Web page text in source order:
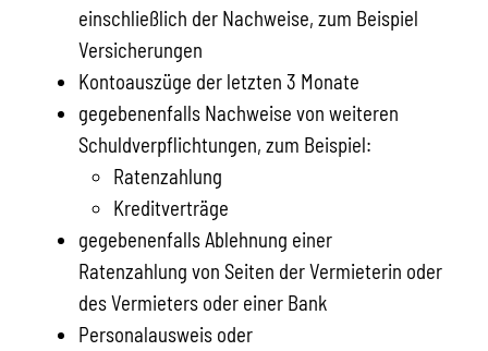
einschließlich der Nachweise, zum Beispiel
Versicherungen
Kontoauszüge der letzten 3 Monate
gegebenenfalls Nachweise von weiteren
Schuldverpflichtungen, zum Beispiel:
Ratenzahlung
Kreditverträge
gegebenenfalls Ablehnung einer
Ratenzahlung von Seiten der Vermieterin oder
des Vermieters oder einer Bank
Personalausweis oder